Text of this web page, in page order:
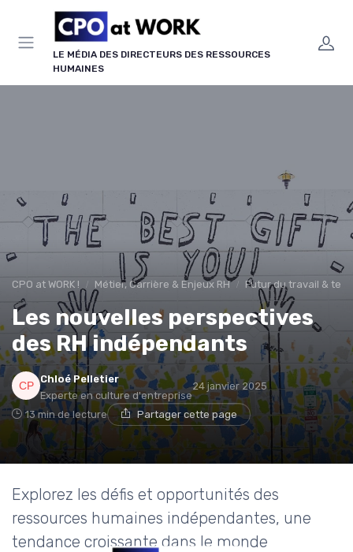
LE MÉDIA DES DIRECTEURS DES RESSOURCES
HUMAINES
CPO at WORK ! Métier, Carrière & Enjeux RH Futur du travail &
Les nouvelles perspectives
des RH indépendants
Chloé Pelletier
Experte en culture d'entreprise
24 janvier 2025
13 min de lecture Partager cette page
Explorez les défis et opportunités des
ressources humaines indépendantes, une
tendance croissante dans le monde
Panneau de gestion des cookies